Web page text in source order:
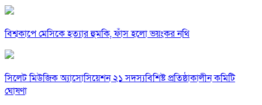
বিশ্বকাপে মেসিকে হত্যার হুমকি, ফাঁস হলো ভয়ংকর নথি
সিলেট মিউজিক অ্যাসোসিয়েশন ২১ সদস্যবিশিষ্ট প্রতিষ্ঠাকালীন কমিটি
ঘোষণা